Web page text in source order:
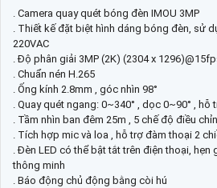
. Camera quay quét bóng đèn IMOU 3MP
. Thiết kế đặt biệt hình dáng bóng đèn, sử
220VAC
. Độ phân giải 3MP (2K) (2304 x
. Chuẩn nén H.265
. Ống kính 2.8mm , góc nhìn 98°
. Quay quét ngang: 0~340° , dọc 0~90° ,
. Tầm nhìn ban đêm 25m , 5 chế độ điều
. Tích hợp mic và loa , hỗ trợ đàm thoại 2
. Đèn LED có thể bật tắt trên điện thoại,
thông minh
. Báo động chủ động bằng còi hú